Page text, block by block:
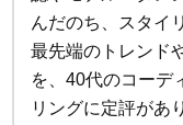
んだのち、スタイ
最先端のトレンド
を、40代のコーデ
リングに定評があ